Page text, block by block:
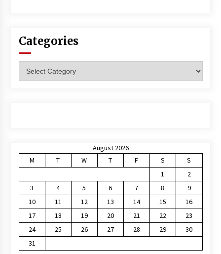
Categories
August 2026
M
T W T F S
S
1
2
3
4 5 6 7 8
9
10
11 12 13 14 15
16
17
18 19 20 21 22
23
24
25 26 27 28 29
30
31